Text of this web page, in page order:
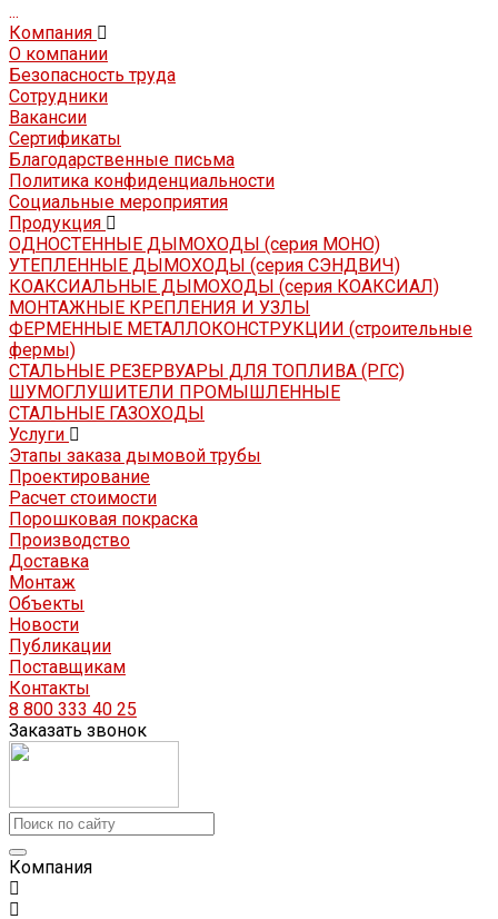
...
Компания
О компании
Безопасность труда
Сотрудники
Вакансии
Сертификаты
Благодарственные письма
Политика конфиденциальности
Социальные мероприятия
Продукция
ОДНОСТЕННЫЕ ДЫМОХОДЫ (серия МОНО)
УТЕПЛЕННЫЕ ДЫМОХОДЫ (серия СЭНДВИЧ)
КОАКСИАЛЬНЫЕ ДЫМОХОДЫ (серия КОАКСИАЛ)
МОНТАЖНЫЕ КРЕПЛЕНИЯ И УЗЛЫ
ФЕРМЕННЫЕ МЕТАЛЛОКОНСТРУКЦИИ (строительные
фермы)
СТАЛЬНЫЕ РЕЗЕРВУАРЫ ДЛЯ ТОПЛИВА (РГС)
ШУМОГЛУШИТЕЛИ ПРОМЫШЛЕННЫЕ
СТАЛЬНЫЕ ГАЗОХОДЫ
Услуги
Этапы заказа дымовой трубы
Проектирование
Расчет стоимости
Порошковая покраска
Производство
Доставка
Монтаж
Объекты
Новости
Публикации
Поставщикам
Контакты
8 800 333 40 25
Заказать звонок
Компания